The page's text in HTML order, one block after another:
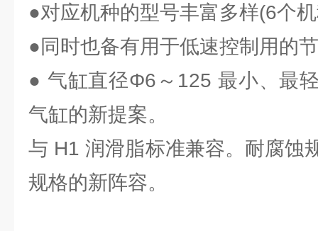
●对应机种的型号丰富多样(6个
●同时也备有用于低速控制用的
● 气缸直径Φ6～125 最小、最
气缸的新提案。
与 H1 润滑脂标准兼容。耐腐蚀
规格的新阵容。